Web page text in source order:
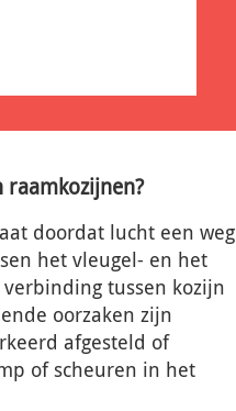
doordat lucht een weg
het vleugel- en het
tussen kozijn
oorzaken zijn
afgesteld of
of scheuren in het